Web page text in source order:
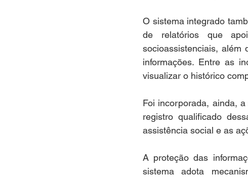
O sistema integrado
de relatórios que
socioassistenciais, além
informações. Entre as
visualizar o histórico
Foi incorporada, ainda,
registro qualificado
assistência social e as
A proteção das
sistema adota